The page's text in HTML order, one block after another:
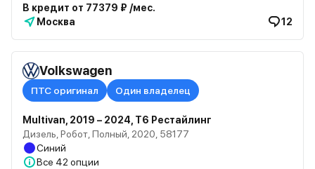
В кредит от 77379 ₽ /мес.
Москва
12
Volkswagen
ПТС оригинал Один владелец
Multivan, 2019 – 2024, T6 Рестайлинг
Дизель, Робот, Полный, 2020, 58177
Синий
Все 42 опции